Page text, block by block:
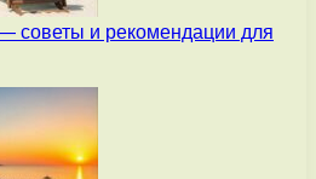
советы и рекомендации для